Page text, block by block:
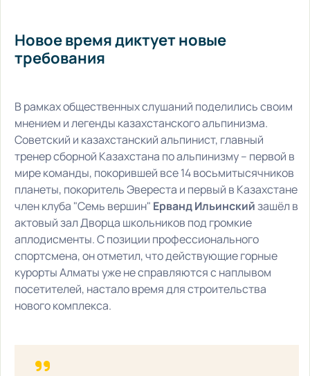
Новое время диктует новые
требования
В рамках общественных слушаний поделились своим
мнением и легенды казахстанского альпинизма.
Советский и казахстанский альпинист, главный
тренер сборной Казахстана по альпинизму – первой в
мире команды, покорившей все 14 восьмитысячников
планеты, покоритель Эвереста и первый в Казахстане
член клуба "Семь вершин" Ерванд Ильинскийзашёл в
актовый зал Дворца школьников под громкие
аплодисменты. С позиции профессионального
спортсмена, он отметил, что действующие горные
курорты Алматы уже не справляются с наплывом
посетителей, настало время для строительства
нового комплекса.